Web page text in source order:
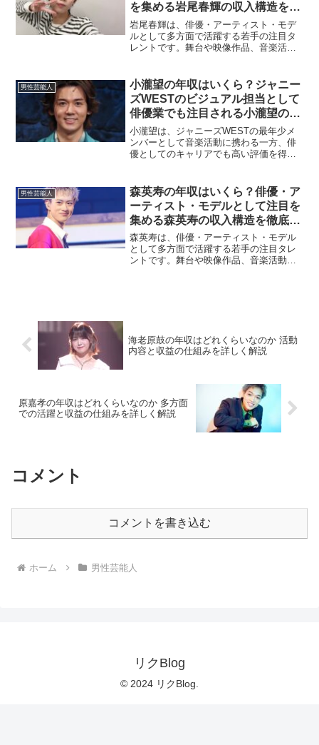
を集める岩尾春輝の収入構造を徹
底解説
岩尾春輝は、俳優・アーティスト・モデ
ルとして多方面で活躍する若手の注目タ
レントです。舞台や映像作品、音楽活動
持を集めています。この記事では、岩尾
春輝の年収について、主な...
男性芸能人
小瀧望の年収はいくら？ジャニー
ズWESTのビジュアル担当として
俳優業でも注目される小瀧望の収
入構造を徹底解説
小瀧望は、ジャニーズWESTの最年少メ
ンバーとして音楽活動に携わる一方、俳
優としてのキャリアでも高い評価を得て
魅力で女性ファンからも支持を集めてい
る存在です。この記事で...
男性芸能人
森英寿の年収はいくら？俳優・ア
ーティスト・モデルとして注目を
集める森英寿の収入構造を徹底解
説
森英寿は、俳優・アーティスト・モデル
として多方面で活躍する若手の注目タレ
ントです。舞台や映像作品、音楽活動を
海老原鼓の年収はどれくらいなのか 活動
内容と収益の仕組みを詳しく解説
原嘉孝の年収はどれくらいなのか 多方面
での活躍と収益の仕組みを詳しく解説
コメント
コメントを書き込む
ホーム 男性芸能人
リクBlog
© 2024 リクBlog.